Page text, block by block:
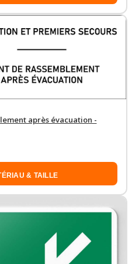
après évacuation -
& TAILLE